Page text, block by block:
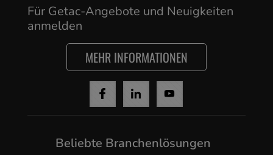
Für Getac-Angebote und Neuigkeiten
anmelden
MEHR INFORMATIONEN
Beliebte Branchenlösungen